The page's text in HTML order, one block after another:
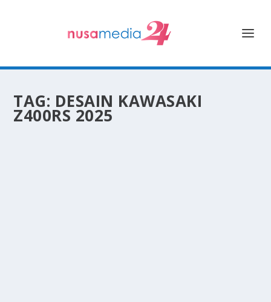
TAG: DESAIN KAWASAKI
Z400RS 2025